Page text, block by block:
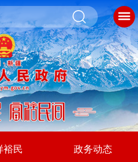
裕民 政务动态